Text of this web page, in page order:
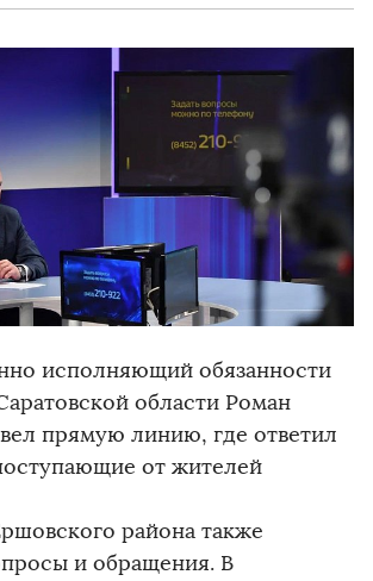
исполняющий обязанности
области Роман
прямую линию, где ответил
от жителей
района также
и обращения. В